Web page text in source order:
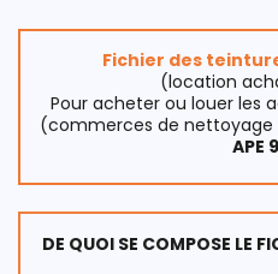
Fichier des
(location
Pour acheter ou louer les
(commerces de
APE
DE QUOI SE COMPOSE LE